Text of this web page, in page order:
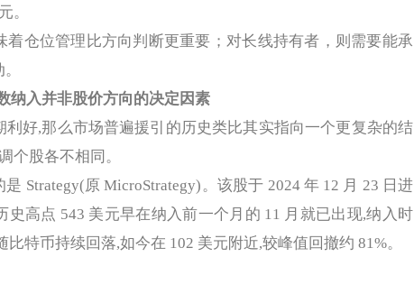
。
仓位管理比方向判断更重要；对长线持有者，则需要能承
纳入并非股价方向的决定因素
,那么市场普遍援引的历史类比其实指向一个更复杂的结
个股各不相同。
Strategy(原 MicroStrategy)。该股于 2024 年 12 月 23 日进
史高点 543 美元早在纳入前一个月的 11 月就已出现,纳入时
特币持续回落,如今在 102 美元附近,较峰值回撤约 81%。